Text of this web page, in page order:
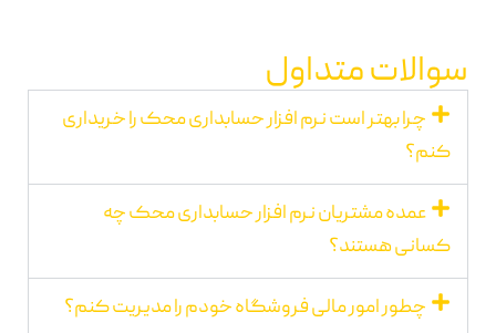
سوالات متداول
چرا بهتر است نرم افزار حسابداری محک را خریداری
کنم؟
عمده مشتریان نرم افزار حسابداری محک چه
کسانی هستند؟
چطور امور مالی فروشگاه خودم را مدیریت کنم؟